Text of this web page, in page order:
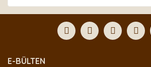
E-BÜLTEN